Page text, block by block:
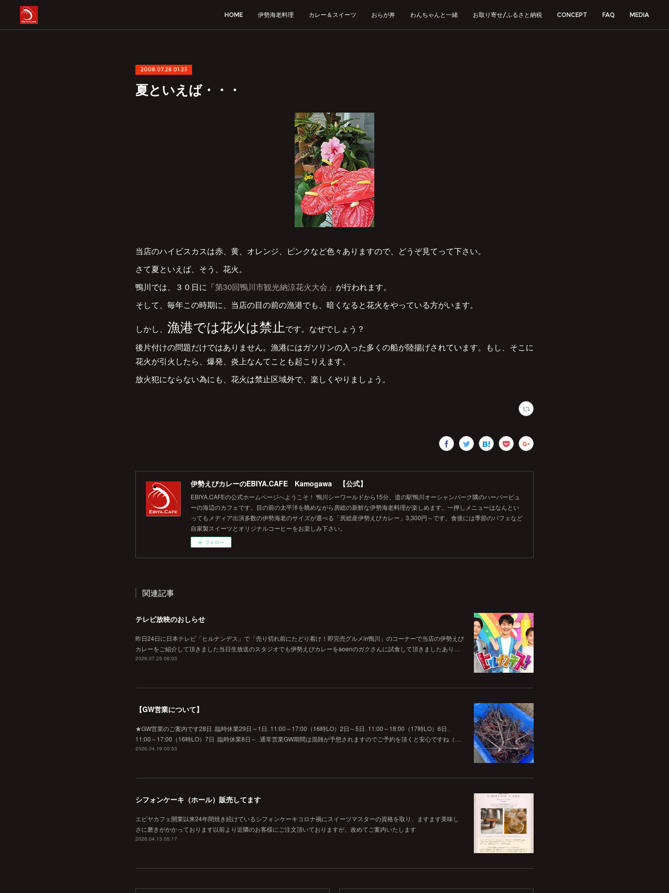
HOME 伊勢海老料理 カレー＆スイーツ おらが丼 わんちゃんと一緒 お取り寄せ/ふるさと納税 CONCEPT FAQ MEDIA
2008.07.28 01:23
夏といえば・・・
当店のハイビスカスは赤、黄、オレンジ、ピンクなど色々ありますので、どうぞ見てって下さい。
さて夏といえば、そう、花火。
鴨川では、３０日に「第30回鴨川市観光納涼花火大会」 が行われます。
そして、毎年この時期に、当店の目の前の漁港でも、暗くなると花火をやっている方がいます。
しかし、 漁港では花火は禁止です。なぜでしょう？
後片付けの問題だけではありません。漁港にはガソリンの入った多くの船が陸揚げされています。もし、そこに
花火が引火したら、爆発、炎上なんてことも起こりえます。
放火犯にならない為にも、花火は禁止区域外で、楽しくやりましょう。
伊勢えびカレーのEBIYA.CAFE Kamogawa 【公式】
EBIYA.CAFEの公式ホームページへようこそ！ 鴨川シーワールドから15分、道の駅鴨川オーシャンパーク隣のハーバービュ
ーの海辺のカフェです。目の前の太平洋を眺めながら房総の新鮮な伊勢海老料理が楽しめます。一押しメニューはなんとい
ってもメディア出演多数の伊勢海老のサイズが選べる「房総産伊勢えびカレー」3,300円～です。食後には季節のパフェなど
自家製スイーツとオリジナルコーヒーをお楽しみ下さい。
フォロー
関連記事
テレビ放映のおしらせ
昨日24日に日本テレビ「ヒルナンデス」で「売り切れ前にたどり着け！即完売グルメin鴨川」のコーナーで当店の伊勢えび
カレーをご紹介して頂きました当日生放送のスタジオでも伊勢えびカレーをaoenのガクさんに試食して頂きましたあり…
2026.07.25 06:03
【GW営業について】
★GW営業のご案内です28日‥臨時休業29日～1日‥11:00～17:00（16時LO）2日～5日‥11:00～18:00（17時LO）6日‥
11:00～17:00（16時LO）7日‥臨時休業8日～‥通常営業GW期間は混雑が予想されますのでご予約を頂くと安心ですね（…
2026.04.19 00:53
シフォンケーキ（ホール）販売してます
エビヤカフェ開業以来24年間焼き続けているシフォンケーキコロナ禍にスイーツマスターの資格を取り、ますます美味し
さに磨きがかかっております以前より近隣のお客様にご注文頂いておりますが、改めてご案内いたします
2026.04.13 05:17